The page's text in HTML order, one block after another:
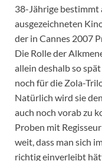
38-Jährige bestimmt
ausgezeichneten
der in Cannes 2007
Die Rolle der
allein deshalb so
noch für die Zola-
Natürlich wird sie
auch noch vorab zu
Proben mit
weit, dass man sich
richtig einverleibt